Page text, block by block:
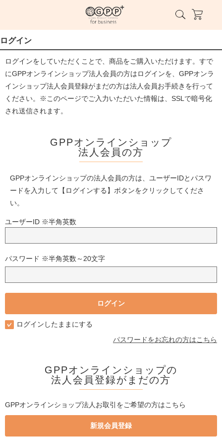
ログイン
ログインをしていただくことで、商品をご購入いただけます。すで
にGPPオンラインショップ法人会員の方はログインを、GPPオンラ
インショップ法人会員登録がまだの方は法人会員お手続きを行って
ください。※このページでご入力いただいた情報は、SSLで暗号化
され送信されます。
GPPオンラインショップ
法人会員の方
GPPオンラインショップの法人会員の方は、ユーザーIDとパスワ
ードを入力して【ログインする】ボタンをクリックしてくださ
い。
ユーザーID ※半角英数
パスワード ※半角英数～20文字
ログインしたままにする
パスワードをお忘れの方はこちら
GPPオンラインショップの
法人会員登録がまだの方
GPPオンラインショップ法人お取引をご希望の方はこちら